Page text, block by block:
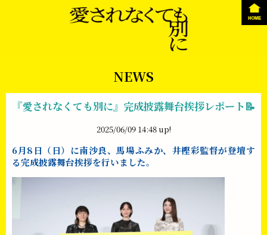
NEWS
『愛されなくても別に』完成披露舞台挨拶レポート📝
2025/06/09 14:48 up!
6月8日（日）に南沙良、馬場ふみか、井樫彩監督が登壇す
る完成披露舞台挨拶を行いました。